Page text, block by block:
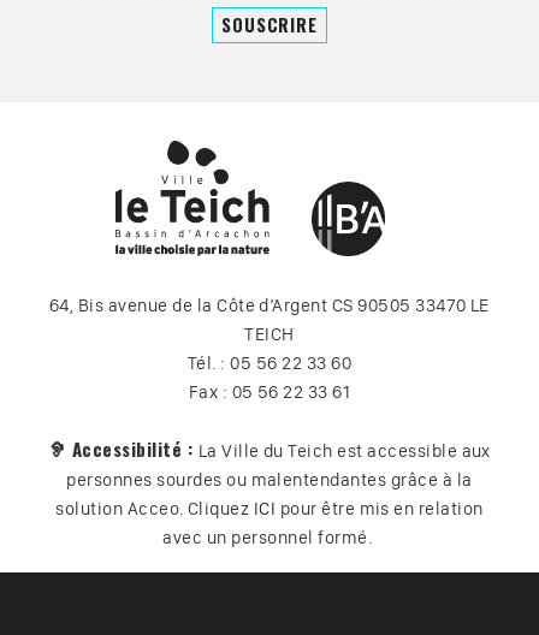
64, Bis avenue de la Côte d’Argent CS 90505 33470 LE
TEICH
Tél. : 05 56 22 33 60
Fax : 05 56 22 33 61
🦻 Accessibilité : La Ville du Teich est accessible aux
personnes sourdes ou malentendantes grâce à la
solution Acceo. Cliquez ICI pour être mis en relation
avec un personnel formé.